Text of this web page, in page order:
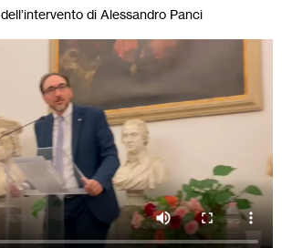
dell’intervento di Alessandro Panci